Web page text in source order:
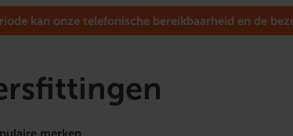
kan onze telefonische bereikbaarheid en de
merken